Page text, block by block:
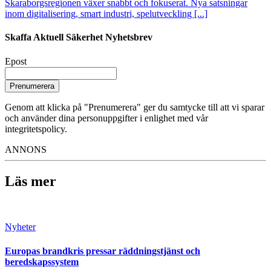
Skaraborgsregionen växer snabbt och fokuserat. Nya satsningar
inom digitalisering, smart industri, spelutveckling [...]
Skaffa Aktuell Säkerhet Nyhetsbrev
Epost
Prenumerera
Genom att klicka på "Prenumerera" ger du samtycke till att vi sparar
och använder dina personuppgifter i enlighet med vår
integritetspolicy.
ANNONS
Läs mer
Nyheter
Europas brandkris pressar räddningstjänst och
beredskapssystem